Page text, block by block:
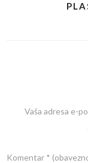
Vaša adresa e-
Komentar *